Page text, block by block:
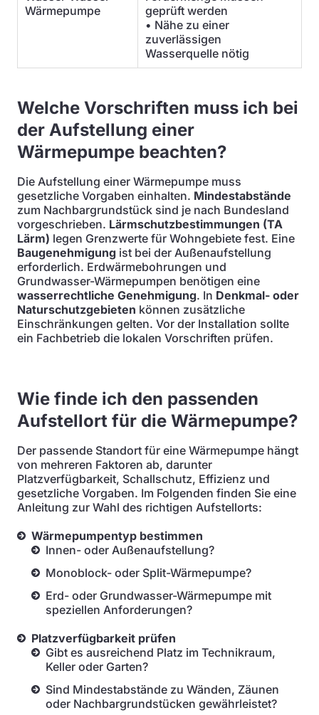
Wärmepumpe
geprüft werden
• Nähe zu einer
zuverlässigen
Wasserquelle nötig
Welche Vorschriften muss ich bei
der Aufstellung einer
Wärmepumpe beachten?
Die Aufstellung einer Wärmepumpe muss
gesetzliche Vorgaben einhalten. Mindestabstände
zum Nachbargrundstück sind je nach Bundesland
vorgeschrieben. Lärmschutzbestimmungen (TA
Lärm) legen Grenzwerte für Wohngebiete fest. Eine
Baugenehmigung ist bei der Außenaufstellung
erforderlich. Erdwärmebohrungen und
Grundwasser-Wärmepumpen benötigen eine
wasserrechtliche Genehmigung. In Denkmal- oder
Naturschutzgebieten können zusätzliche
Einschränkungen gelten. Vor der Installation sollte
ein Fachbetrieb die lokalen Vorschriften prüfen.
Wie finde ich den passenden
Aufstellort für die Wärmepumpe?
Der passende Standort für eine Wärmepumpe hängt
von mehreren Faktoren ab, darunter
Platzverfügbarkeit, Schallschutz, Effizienz und
gesetzliche Vorgaben. Im Folgenden finden Sie eine
Anleitung zur Wahl des richtigen Aufstellorts:
Wärmepumpentyp bestimmen
Innen- oder Außenaufstellung?
Monoblock- oder Split-Wärmepumpe?
Erd- oder Grundwasser-Wärmepumpe mit
speziellen Anforderungen?
Platzverfügbarkeit prüfen
Gibt es ausreichend Platz im Technikraum,
Keller oder Garten?
Sind Mindestabstände zu Wänden, Zäunen
oder Nachbargrundstücken gewährleistet?